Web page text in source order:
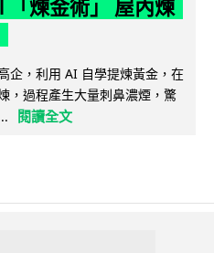
「煉金術」 屋內煉
企，利用 AI 自學提煉黃金，在
，過程產生大量刺鼻濃煙，驚
閱讀全文